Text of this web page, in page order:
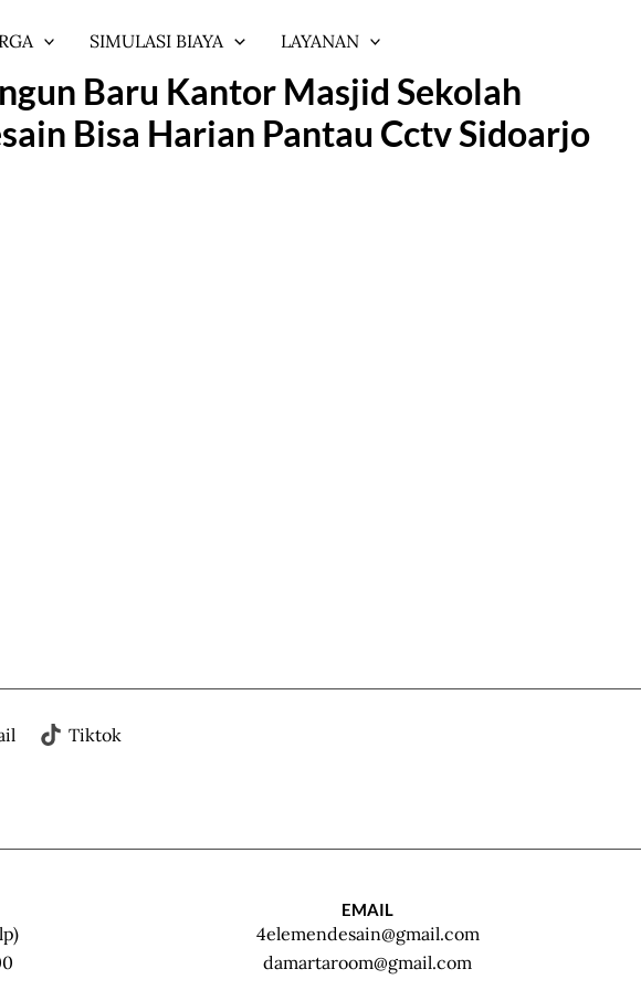
SIMULASI BIAYA LAYANAN
Baru Kantor Masjid Sekolah
Bisa Harian Pantau Cctv Sidoarjo
Tiktok
EMAIL
4elemendesain@gmail.com
damartaroom@gmail.com